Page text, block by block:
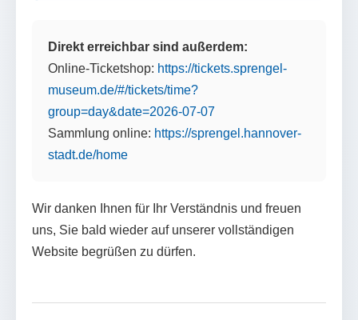
Direkt erreichbar sind außerdem:
Online-Ticketshop: https://tickets.sprengel-
museum.de/#/tickets/time?
group=day&date=2026-07-07
Sammlung online: https://sprengel.hannover-
stadt.de/home
Wir danken Ihnen für Ihr Verständnis und freuen
uns, Sie bald wieder auf unserer vollständigen
Website begrüßen zu dürfen.